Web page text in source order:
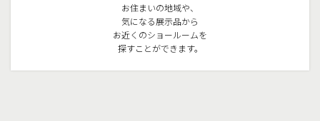
お住まいの地域や、
気になる展示品から
お近くのショールームを
探すことができます。